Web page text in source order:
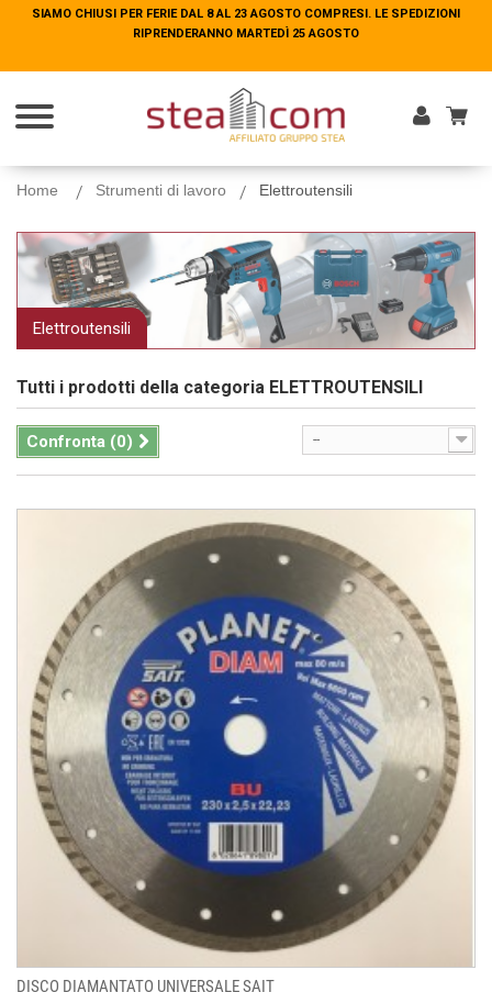
SIAMO CHIUSI PER FERIE DAL 8 AL 23 AGOSTO COMPRESI. LE SPEDIZIONI
RIPRENDERANNO MARTEDÌ 25 AGOSTO
Home Strumenti di lavoro Elettroutensili
Elettroutensili
Tutti i prodotti della categoria ELETTROUTENSILI
--
Confronta (0)
DISCO DIAMANTATO UNIVERSALE SAIT
SIAMO CHIUSI PER FERIE DAL 8 AL 23 AGOSTO COMPRESI. LE SPEDIZIONI
RIPRENDERANNO MARTEDÌ 25 AGOSTO